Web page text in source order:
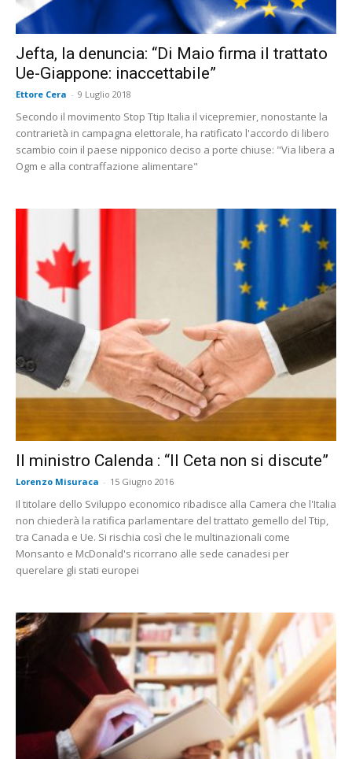
Jefta, la denuncia: “Di Maio firma il trattato
Ue-Giappone: inaccettabile”
Ettore Cera - 9 Luglio 2018
Secondo il movimento Stop Ttip Italia il vicepremier, nonostante la
contrarietà in campagna elettorale, ha ratificato l'accordo di libero
scambio coin il paese nipponico deciso a porte chiuse: "Via libera a
Ogm e alla contraffazione alimentare"
Il ministro Calenda : “Il Ceta non si discute”
Lorenzo Misuraca - 15 Giugno 2016
Il titolare dello Sviluppo economico ribadisce alla Camera che l'Italia
non chiederà la ratifica parlamentare del trattato gemello del Ttip,
tra Canada e Ue. Si rischia così che le multinazionali come
Monsanto e McDonald's ricorrano alle sede canadesi per
querelare gli stati europei